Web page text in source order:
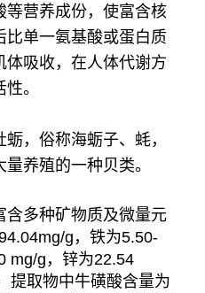
等营养成份，使富含核
比单一氨基酸或蛋白质
体吸收，在人体代谢方
。
，俗称海蛎子、蚝，
养殖的一种贝类。
含多种矿物质及微量元
g，铁为5.50-
mg/g，锌为22.54
提取物中牛磺酸含量为